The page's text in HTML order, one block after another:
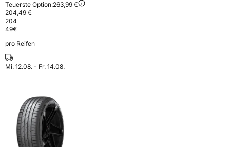
Teuerste Option:263,99 €
204,49 €
204
49€
pro Reifen
Mi. 12.08. - Fr. 14.08.